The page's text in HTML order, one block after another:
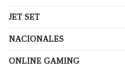
JET SET
NACIONALES
ONLINE GAMING